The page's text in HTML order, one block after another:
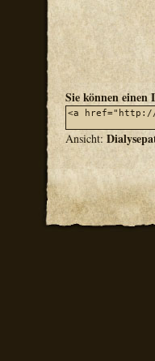
Sie können einen
Ansicht: